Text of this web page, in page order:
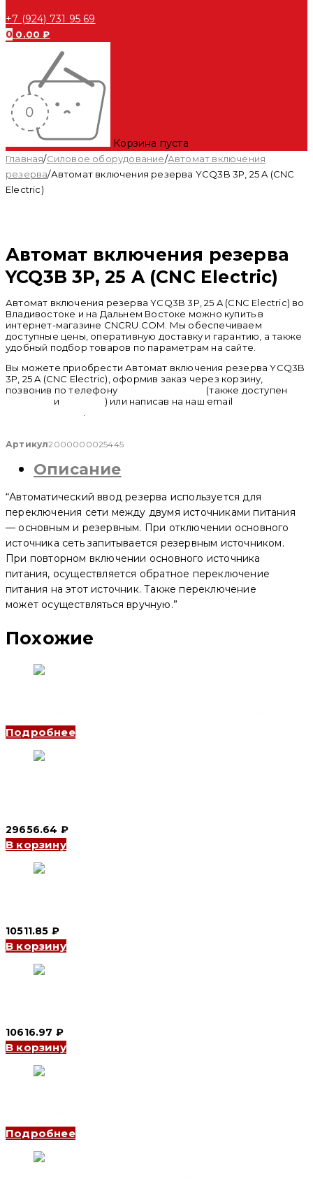
+7 (924) 731 95 69
0 0.00₽
Корзина пуста
Главная/Силовое оборудование/Автомат включения
резерва/Автомат включения резерва YCQ3B 3P, 25 A (CNC
Electric)
Автомат включения резерва
YCQ3B 3P, 25 A (CNC Electric)
Автомат включения резерва YCQ3B 3P, 25 A (CNC Electric) во
Владивостоке и на Дальнем Востоке можно купить в
интернет-магазине CNCRU.COM. Мы обеспечиваем
доступные цены, оперативную доставку и гарантию, а также
удобный подбор товаров по параметрам на сайте.
Вы можете приобрести Автомат включения резерва YCQ3B
3P, 25 A (CNC Electric), оформив заказ через корзину,
позвонив по телефону
(также доступен
и
) или написав на наш email
Артикул2000000025445
Описание
“Автоматический ввод резерва используется для
переключения сети между двумя источниками питания
— основным и резервным. При отключении основного
источника сеть запитывается резервным источником.
При повторном включении основного источника
питания, осуществляется обратное переключение
питания на этот источник. Также переключение
может осуществляться вручную.”
Похожие
Подробнее
29656.64 ₽
В корзину
10511.85 ₽
В корзину
10616.97 ₽
В корзину
Подробнее